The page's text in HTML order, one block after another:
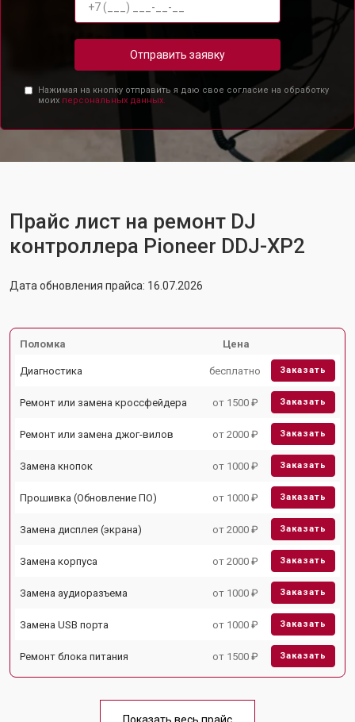
Отправить заявку
Нажимая на кнопку отправить я даю свое согласие на обработку
моих персональных данных.
Прайс лист на ремонт DJ
контроллера Pioneer DDJ-XP2
Дата обновления прайса: 16.07.2026
Поломка Цена
Диагностика бесплатно Заказать
Ремонт или замена кроссфейдера от 1500 ₽ Заказать
Ремонт или замена джог-вилов от 2000 ₽ Заказать
Замена кнопок от 1000 ₽ Заказать
Прошивка (Обновление ПО) от 1000 ₽ Заказать
Замена дисплея (экрана) от 2000 ₽ Заказать
Замена корпуса от 2000 ₽ Заказать
Замена аудиоразъема от 1000 ₽ Заказать
Замена USB порта от 1000 ₽ Заказать
Ремонт блока питания от 1500 ₽ Заказать